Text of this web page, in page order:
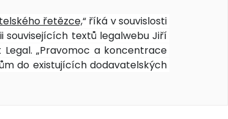
řetězce,“ říká v souvislosti
souvisejících textů legalwebu Jiří
„Pravomoc a koncentrace
do existujících dodavatelských